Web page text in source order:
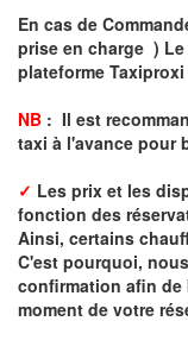
En cas de
prise en charge )
plateforme
NB : Il est
taxi à l'avance pour
✓ Les prix et les
fonction des
Ainsi, certains
C'est pourquoi,
confirmation afin
moment de votre